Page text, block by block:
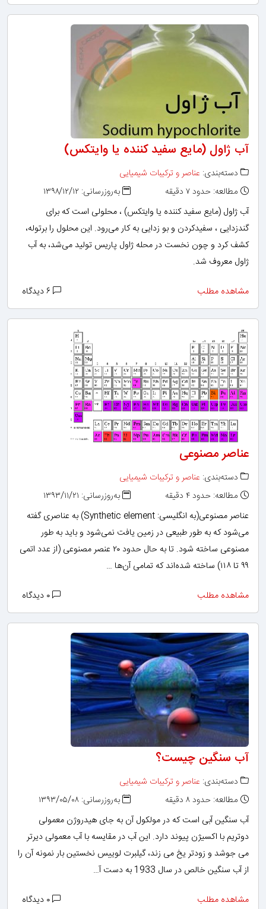
آب ژاول (مایع سفید کننده یا وایتکس)
دسته‌بندی: عناصر و ترکیبات شیمیایی
مطالعه: حدود ۷ دقیقه
به‌روزرسانی: ۱۳۹۸/۱۲/۱۲
آب ژاول (مایع سفید کننده یا وایتکس) ، محلولی است که برای
گندزدایی ، سفیدکردن و بو زدایی به کار می‌رود. این محلول را برتوله،
کشف کرد و چون نخست در محله ژاول پاریس تولید می‌شد، به آب
ژاول معروف شد.
مشاهده مطلب
عناصر مصنوعی
دسته‌بندی: عناصر و ترکیبات شیمیایی
مطالعه: حدود ۴ دقیقه
به‌روزرسانی: ۱۳۹۳/۱۱/۲۱
عناصر مصنوعی(به انگلیسی: Synthetic element) به عناصری گفته
می‌شود که به طور طبیعی در زمین یافت نمی‌شود و باید به طور
مصنوعی ساخته شود. تا به حال حدود ۲۰ عنصر مصنوعی (از عدد اتمی
۹۹ تا ۱۱۸) ساخته شده‌اند که تمامی آن‌ها …
مشاهده مطلب
آب سنگین چیست؟
دسته‌بندی: عناصر و ترکیبات شیمیایی
مطالعه: حدود ۸ دقیقه
به‌روزرسانی: ۱۳۹۳/۰۵/۰۸
آب سنگین آبی است که در مولكول آن به جای هیدروژن معمولی
دوتریم با اكسیژن پیوند دارد. این آب در مقایسه با آب معمولی دیرتر
می جوشد و زودتر یخ می زند، گیلبرت لوییس نخستین بار نمونه آن را
از آب سنگین خالص در سال 1933 به دست آ…
مشاهده مطلب